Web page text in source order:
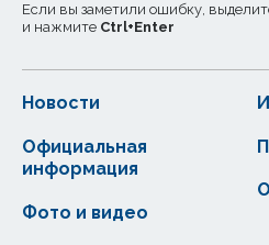
Если вы заметили ошибку,
и нажмите Ctrl+Enter
Новости
Официальная
информация
Фото и видео